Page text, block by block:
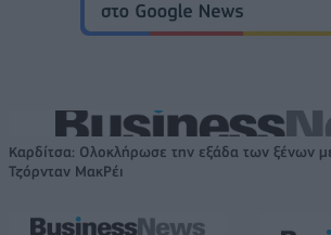
Καρδίτσα: Ολοκλήρωσε την εξάδα των ξένων
Τζόρνταν ΜακΡέι